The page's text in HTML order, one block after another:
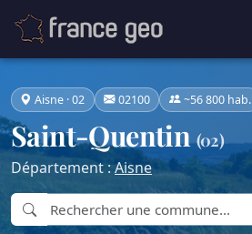
Aisne · 02 02100 ~56 800 hab.
Saint-Quentin(02)
Département :Aisne